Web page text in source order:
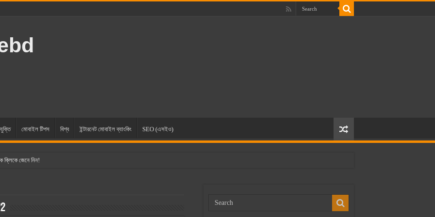
মোবাইল টিপস বিশ্ব ইন্টারনেট মোবাইল ব্যাংকিং SEO (এসইও)
ক্লিকে জেনে নিন!